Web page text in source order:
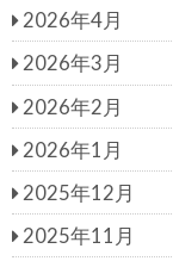
2026年4月
2026年3月
2026年2月
2026年1月
2025年12月
2025年11月